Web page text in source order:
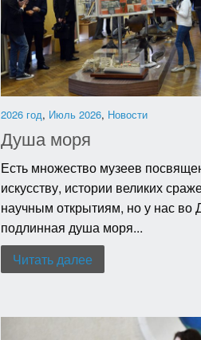
2026 год, Июль 2026, Новости
Душа моря
Есть множество музеев
искусству, истории великих
научным открытиям, но у нас во
подлинная душа моря...
Читать далее